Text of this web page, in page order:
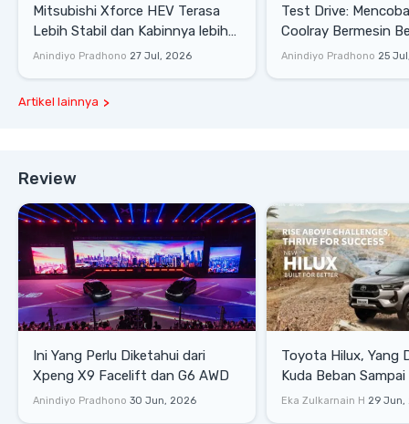
Mitsubishi Xforce HEV Terasa
Lebih Stabil dan Kabinnya lebih
Senyap
Anindiyo Pradhono 27 Jul, 2026
Test Drive: Mencoba Geely
Coolray Bermesin
di Sirkuit Mandalika
Anindiyo Pradhono 25
Artikel lainnya
Review
Ini Yang Perlu Diketahui dari
Xpeng X9 Facelift dan G6 AWD
Anindiyo Pradhono 30 Jun, 2026
Toyota Hilux, Yang
Kuda Beban
Lifestyle
Eka Zulkarnain H 29 Jun,